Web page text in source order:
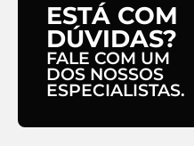
ESTÁ COM
DÚVIDAS?
FALE COM UM
DOS NOSSOS
ESPECIALISTAS.